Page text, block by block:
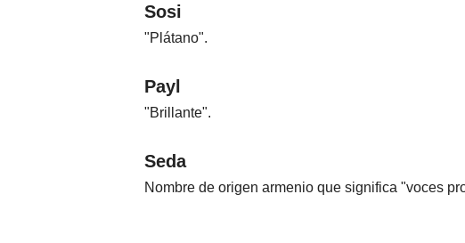
Sosi
"Plátano".
Payl
"Brillante".
Seda
Nombre de origen armenio que significa "voces